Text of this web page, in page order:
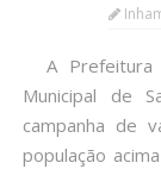
A Prefeitura
Municipal de
campanha de
população